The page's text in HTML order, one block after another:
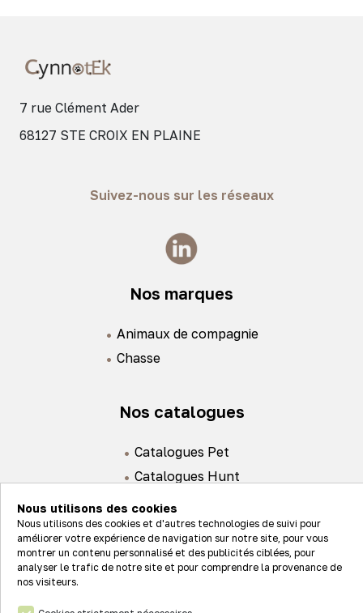
7 rue Clément Ader
68127 STE CROIX EN PLAINE
Suivez-nous sur les réseaux
Nos marques
Animaux de compagnie
Chasse
Nos catalogues
Catalogues Pet
Catalogues Hunt
Actualités
Nous utilisons des cookies
Nous utilisons des cookies et d'autres technologies de suivi pour
améliorer votre expérience de navigation sur notre site, pour vous
montrer un contenu personnalisé et des publicités ciblées, pour
analyser le trafic de notre site et pour comprendre la provenance de
nos visiteurs.